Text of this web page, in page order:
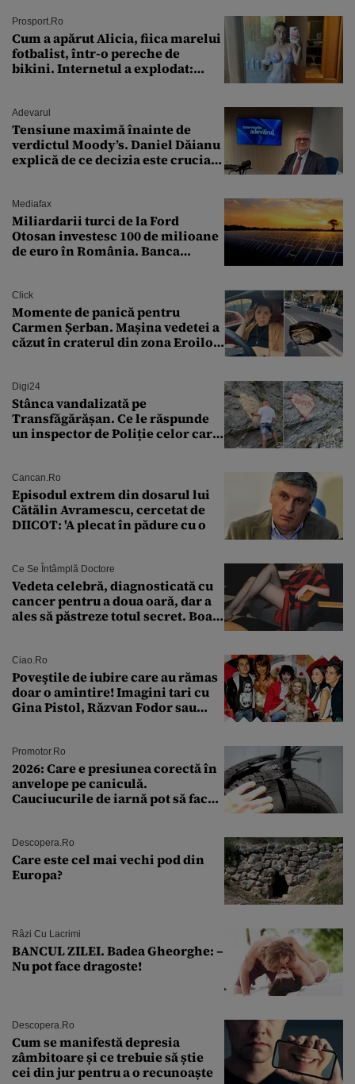
Prosport.ro
Cum a apărut Alicia, fiica marelui
fotbalist, într-o pereche de
bikini. Internetul a explodat:
Adevarul
Tensiune maximă înainte de
verdictul Moody’s. Daniel Dăianu
explică de ce decizia este crucială
Mediafax
Miliardarii turci de la Ford
Otosan investesc 100 de milioane
de euro în România. Banca
Click
Momente de panică pentru
Carmen Șerban. Mașina vedetei a
căzut în craterul din zona Eroilor:
Digi24
Stânca vandalizată pe
Transfăgărășan. Ce le răspunde
un inspector de Poliție celor care
Cancan.ro
Episodul extrem din dosarul lui
Cătălin Avramescu, cercetat de
DIICOT: 'A plecat în pădure cu o
Ce Se Întâmplă Doctore
Vedeta celebră, diagnosticată cu
cancer pentru a doua oară, dar a
ales să păstreze totul secret. Boala
Ciao.ro
Poveştile de iubire care au rămas
doar o amintire! Imagini tari cu
Gina Pistol, Răzvan Fodor sau
Promotor.ro
2026: Care e presiunea corectă în
anvelope pe caniculă.
Cauciucurile de iarnă pot să facă
Descopera.ro
Care este cel mai vechi pod din
Europa?
Râzi Cu Lacrimi
BANCUL ZILEI. Badea Gheorghe: –
Nu pot face dragoste!
Descopera.ro
Cum se manifestă depresia
zâmbitoare și ce trebuie să știe
cei din jur pentru a o recunoaște